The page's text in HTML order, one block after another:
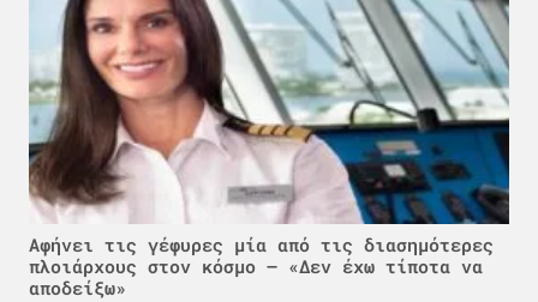
Αφήνει τις γέφυρες μία από τις διασημότερες
πλοιάρχους στον κόσμο – «Δεν έχω τίποτα να
αποδείξω»